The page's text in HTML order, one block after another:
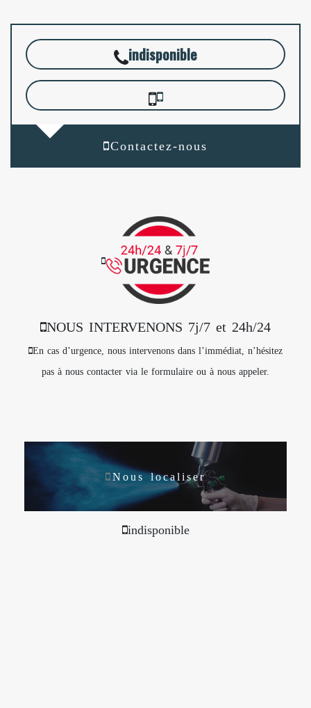
indisponible
Contactez-nous
NOUS INTERVENONS 7j/7 et 24h/24
En cas d’urgence, nous intervenons dans l’immédiat, n’hésitez
pas à nous contacter via le formulaire ou à nous appeler.
Nous localiser
indisponible